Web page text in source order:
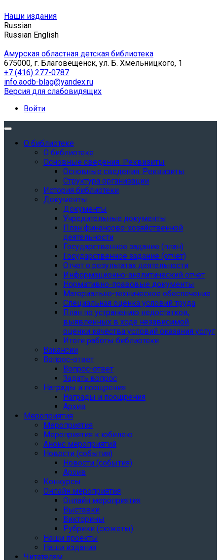
Наши издания
Russian
Russian English
Амурская областная детская библиотека
675000, г. Благовещенск, ул. Б. Хмельницкого, 1
+7 (416) 277-0787
info.aodb-blag@yandex.ru
Версия для слабовидящих
Войти
О библиотеке
О библиотеке
Основные сведения. Реквизиты
Основные сведения. Реквизиты
Структура организации
История библиотеки
Документы
Документы
Учредительные документы
План финансово-хозяйственной
деятельности
Государственное задание (план)
Государственное задание (отчет)
Отчет о результатах деятельности
Информационно-аналитический отчет
Нормативно-правовые документы
Материально-техническое обеспечение
Специальная оценка условий труда
План по устранению недостатков,
выявленных в ходе независимой
оценки качества условий оказания услуг
Итоги работы библиотеки
Вакансии
Вопрос-ответ
Вопрос-ответ
Задать вопрос
Награды и поощрения
Награды и поощрения
Архив
Мероприятия
Мероприятия
Мероприятия к юбилею
Анонс мероприятий
Новости (события)
Новости (события)
Архив
Конкурсы
Онлайн мероприятия
Онлайн мероприятия
Выставки
Викторины
Рубрики (сюжеты)
Наши проекты
Наши издания
Читателям